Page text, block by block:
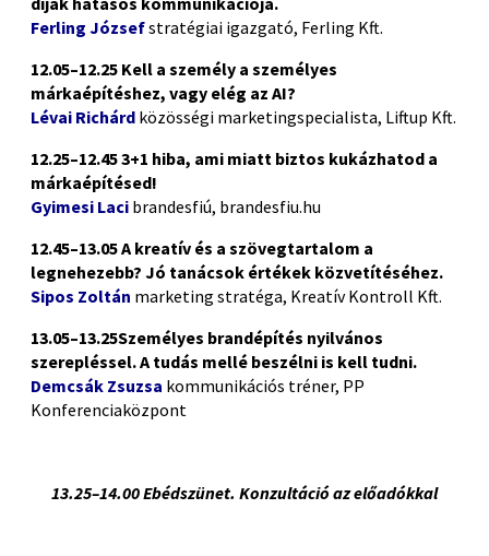
Ferling Józsefstratégiai igazgató, Ferling Kft.
12.05–12.25 Kell a személy a személyes
márkaépítéshez, vagy elég az AI?
Lévai Richárd közösségi marketingspecialista, Liftup Kft.
12.25–12.45 3+1 hiba, ami miatt biztos kukázhatod a
márkaépítésed!
Gyimesi Laci brandesfiú, brandesfiu.hu
12.45–13.05 A kreatív és a szövegtartalom a
legnehezebb? Jó tanácsok értékek közvetítéséhez.
Sipos Zoltán marketing stratéga, Kreatív Kontroll Kft.
13.05–13.25Személyes brandépítés nyilvános
szerepléssel. A tudás mellé beszélni is kell tudni.
Demcsák Zsuzsa kommunikációs tréner, PP
Konferenciaközpont
13.25–14.00 Ebédszünet. Konzultáció az előadókkal